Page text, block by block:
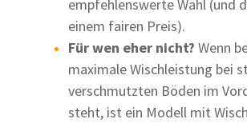
empfehlenswerte Wahl (und
einem fairen Preis).
Für wen eher nicht? Wenn
maximale Wischleistung bei
verschmutzten Böden im
steht, ist ein Modell mit